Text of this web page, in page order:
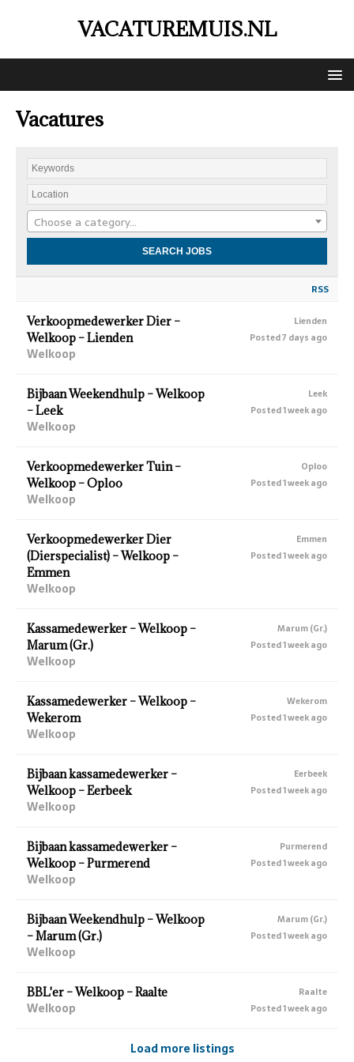
VACATUREMUIS.NL
Vacatures
Choose a category…
RSS
Verkoopmedewerker Dier –
Welkoop – Lienden
Welkoop
Lienden
Posted 7 days ago
Bijbaan Weekendhulp – Welkoop
– Leek
Welkoop
Leek
Posted 1 week ago
Verkoopmedewerker Tuin –
Welkoop – Oploo
Welkoop
Oploo
Posted 1 week ago
Verkoopmedewerker Dier
(Dierspecialist) – Welkoop –
Emmen
Welkoop
Emmen
Posted 1 week ago
Kassamedewerker – Welkoop –
Marum (Gr.)
Welkoop
Marum (Gr.)
Posted 1 week ago
Kassamedewerker – Welkoop –
Wekerom
Welkoop
Wekerom
Posted 1 week ago
Bijbaan kassamedewerker –
Welkoop – Eerbeek
Welkoop
Eerbeek
Posted 1 week ago
Bijbaan kassamedewerker –
Welkoop – Purmerend
Welkoop
Purmerend
Posted 1 week ago
Bijbaan Weekendhulp – Welkoop
– Marum (Gr.)
Welkoop
Marum (Gr.)
Posted 1 week ago
BBL'er – Welkoop – Raalte
Welkoop
Raalte
Posted 1 week ago
Load more listings